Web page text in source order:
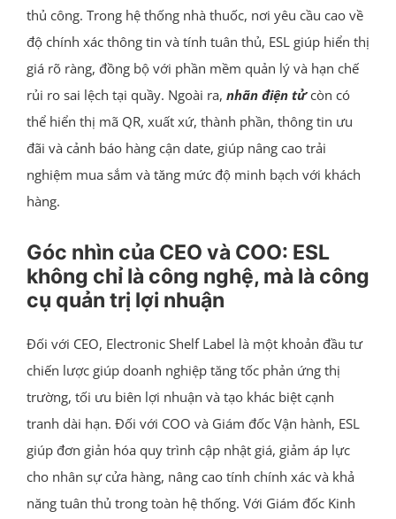
thủ công. Trong hệ thống nhà thuốc, nơi yêu cầu cao về
độ chính xác thông tin và tính tuân thủ, ESL giúp hiển thị
giá rõ ràng, đồng bộ với phần mềm quản lý và hạn chế
rủi ro sai lệch tại quầy. Ngoài ra, nhãn điện tửcòn có
thể hiển thị mã QR, xuất xứ, thành phần, thông tin ưu
đãi và cảnh báo hàng cận date, giúp nâng cao trải
nghiệm mua sắm và tăng mức độ minh bạch với khách
hàng.
Góc nhìn của CEO và COO: ESL
không chỉ là công nghệ, mà là công
cụ quản trị lợi nhuận
Đối với CEO, Electronic Shelf Label là một khoản đầu tư
chiến lược giúp doanh nghiệp tăng tốc phản ứng thị
trường, tối ưu biên lợi nhuận và tạo khác biệt cạnh
tranh dài hạn. Đối với COO và Giám đốc Vận hành, ESL
giúp đơn giản hóa quy trình cập nhật giá, giảm áp lực
cho nhân sự cửa hàng, nâng cao tính chính xác và khả
năng tuân thủ trong toàn hệ thống. Với Giám đốc Kinh